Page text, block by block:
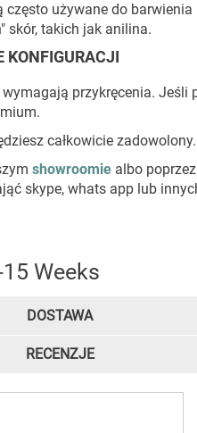
często używane do barwienia
skór, takich jak anilina.
KONFIGURACJI
przykręcenia. Jeśli
całkowicie zadowolony.
showroomie albo
skype, whats app lub
Weeks
DOSTAWA
RECENZJE